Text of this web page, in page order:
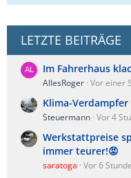
LETZTE BEITRÄGE
Im Fahrerhaus
AllesRoger Vor einer
Klima-Verdampfer
Steuermann Vor 4
Werkstattpreise
immer teurer!😡
saratoga Vor 6